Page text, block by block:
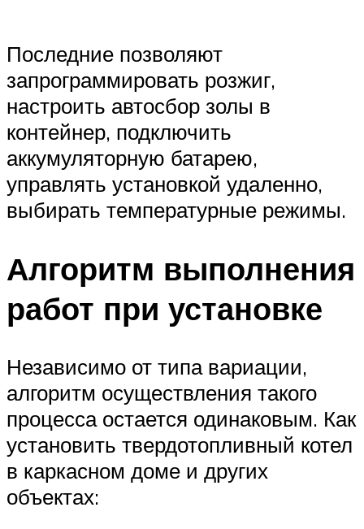
Последние позволяют
запрограммировать розжиг,
настроить автосбор золы в
контейнер, подключить
аккумуляторную батарею,
управлять установкой удаленно,
выбирать температурные режимы.
Алгоритм выполнения
работ при установке
Независимо от типа вариации,
алгоритм осуществления такого
процесса остается одинаковым. Как
установить твердотопливный котел
в каркасном доме и других
объектах: